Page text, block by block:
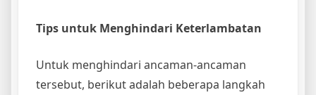
Tips untuk Menghindari Keterlambatan
Untuk menghindari ancaman-ancaman
tersebut, berikut adalah beberapa langkah